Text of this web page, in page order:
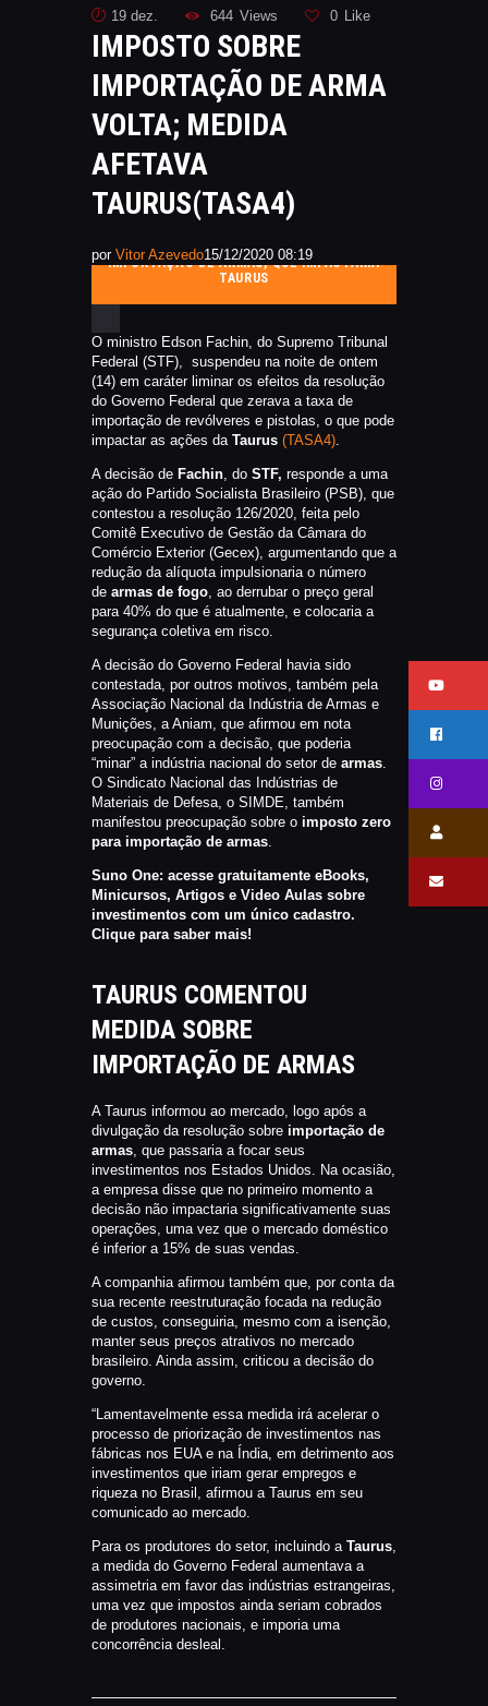
CATÁLAGOS
COMPETIÇOES
NORMAS EB
TIRE ALGUMAS DÚVIDAS
AQUI
RANKING
CERTIFICADO DE CURSOS E
ESTATUTO
MANEJO DO JAVALI
TROCAS E DEVOLUÇÕES
ÁREA PRIVADA
19 dez. 644 Views 0 Like
IMPOSTO SOBRE
IMPORTAÇÃO DE ARMA
VOLTA; MEDIDA
AFETAVA
TAURUS(TASA4)
por Vitor Azevedo15/12/2020 08:19
STF DERRUBA IMPOSTO ZERO SOBRE
IMPORTAÇÃO DE ARMAS, QUE IMPACTARIA
TAURUS
O ministro Edson Fachin, do Supremo Tribunal
Federal (STF), suspendeu na noite de ontem
(14) em caráter liminar os efeitos da resolução
do Governo Federal que zerava a taxa de
importação de revólveres e pistolas, o que pode
impactar as ações da Taurus (TASA4).
A decisão de Fachin, do STF, responde a uma
ação do Partido Socialista Brasileiro (PSB), que
contestou a resolução 126/2020, feita pelo
Comitê Executivo de Gestão da Câmara do
Comércio Exterior (Gecex), argumentando que a
redução da alíquota impulsionaria o número
de armas de fogo, ao derrubar o preço geral
para 40% do que é atualmente, e colocaria a
segurança coletiva em risco.
A decisão do Governo Federal havia sido
contestada, por outros motivos, também pela
Associação Nacional da Indústria de Armas e
Munições, a Aniam, que afirmou em nota
preocupação com a decisão, que poderia
“minar” a indústria nacional do setor de armas.
O Sindicato Nacional das Indústrias de
Materiais de Defesa, o SIMDE, também
manifestou preocupação sobre o imposto zero
para importação de armas.
Suno One: acesse gratuitamente eBooks,
Minicursos, Artigos e Video Aulas sobre
investimentos com um único cadastro.
Clique para saber mais!
TAURUS COMENTOU
MEDIDA SOBRE
IMPORTAÇÃO DE ARMAS
A Taurus informou ao mercado, logo após a
divulgação da resolução sobre importação de
armas, que passaria a focar seus
investimentos nos Estados Unidos. Na ocasião,
a empresa disse que no primeiro momento a
decisão não impactaria significativamente suas
operações, uma vez que o mercado doméstico
é inferior a 15% de suas vendas.
A companhia afirmou também que, por conta da
sua recente reestruturação focada na redução
de custos, conseguiria, mesmo com a isenção,
manter seus preços atrativos no mercado
brasileiro. Ainda assim, criticou a decisão do
governo.
“Lamentavelmente essa medida irá acelerar o
processo de priorização de investimentos nas
fábricas nos EUA e na Índia, em detrimento aos
investimentos que iriam gerar empregos e
riqueza no Brasil, afirmou a Taurus em seu
comunicado ao mercado.
Para os produtores do setor, incluindo a Taurus,
a medida do Governo Federal aumentava a
assimetria em favor das indústrias estrangeiras,
uma vez que impostos ainda seriam cobrados
de produtores nacionais, e imporia uma
concorrência desleal.